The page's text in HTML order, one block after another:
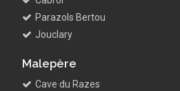
Parazols Bertou
Jouclary
Malepère
Cave du Razes